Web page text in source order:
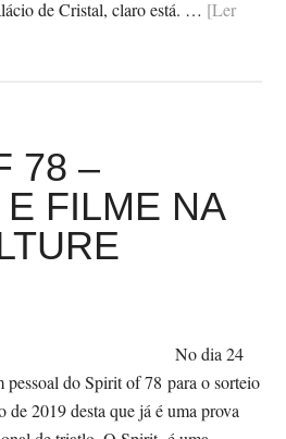
de Cristal, claro está. … [Ler
78 –
FILME NA
No dia 24
do Spirit of 78 para o sorteio
de 2019 desta que já é uma prova